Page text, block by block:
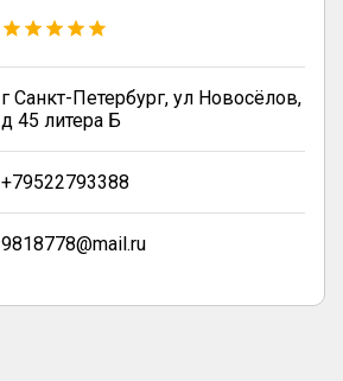
г Санкт-Петербург, ул Новосёлов,
д 45 литера Б
+79522793388
9818778@mail.ru